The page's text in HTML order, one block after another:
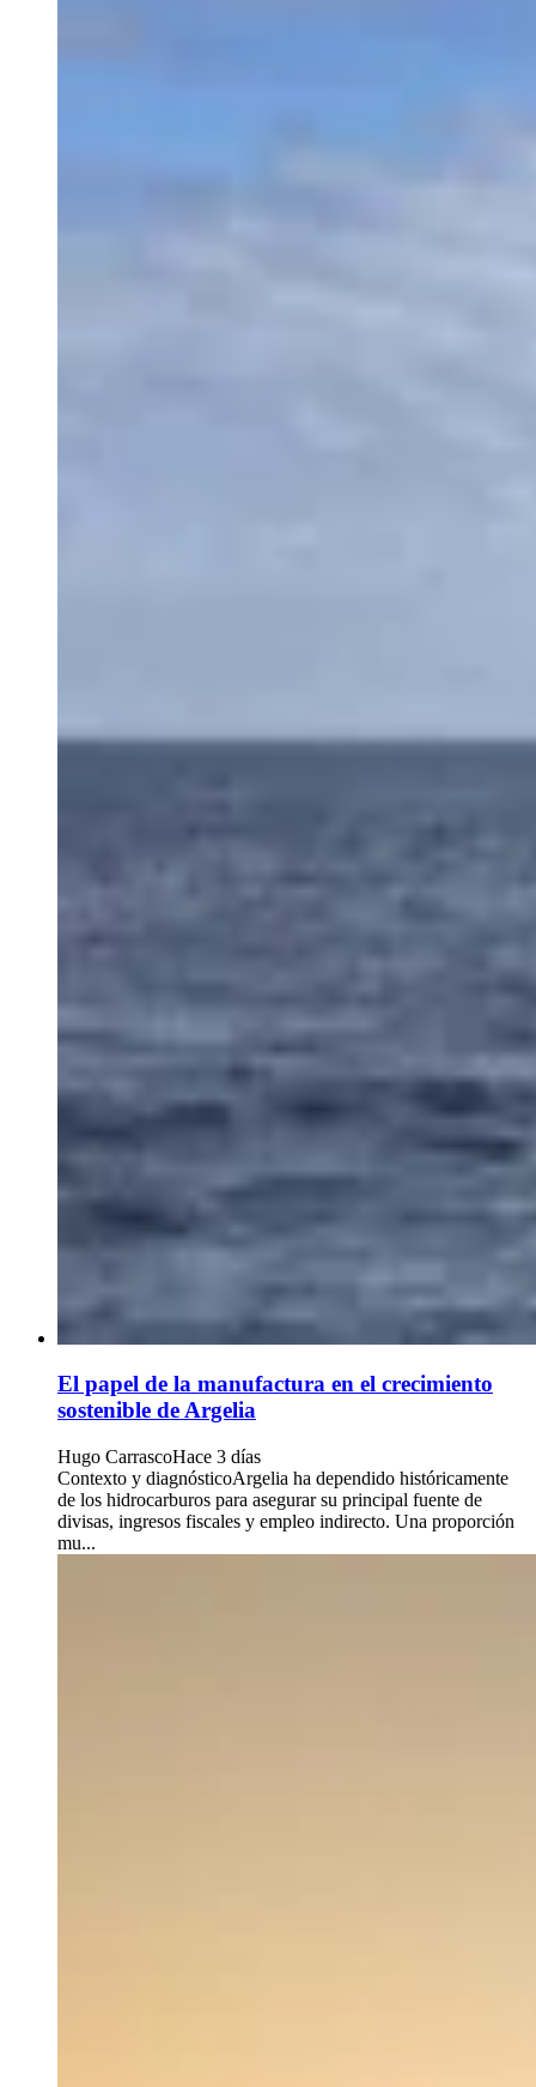
El papel de la manufactura en el crecimiento
sostenible de Argelia
Hugo CarrascoHace 3 días
Contexto y diagnósticoArgelia ha dependido históricamente
de los hidrocarburos para asegurar su principal fuente de
divisas, ingresos fiscales y empleo indirecto. Una proporción
mu...